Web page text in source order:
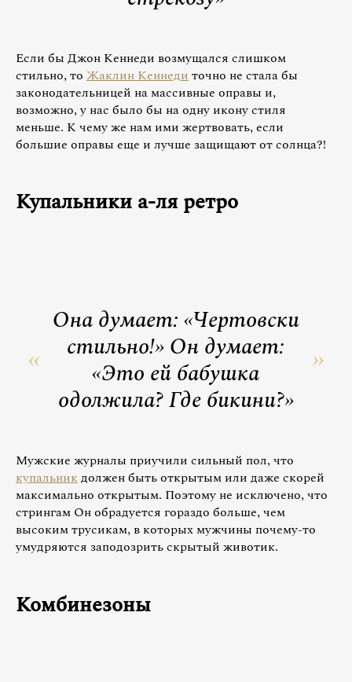
Если бы Джон Кеннеди возмущался слишком
стильно, то Жаклин Кеннеди точно не стала бы
законодательницей на массивные оправы и,
возможно, у нас было бы на одну икону стиля
меньше. К чему же нам ими жертвовать, если
большие оправы еще и лучше защищают от солнца?!
Купальники а-ля ретро
Она думает: «Чертовски
стильно!» Он думает:
«Это ей бабушка
одолжила? Где бикини?»
Мужские журналы приучили сильный пол, что
купальникдолжен быть открытым или даже скорей
максимально открытым. Поэтому не исключено, что
стрингам Он обрадуется гораздо больше, чем
высоким трусикам, в которых мужчины почему-то
умудряются заподозрить скрытый животик.
Комбинезоны